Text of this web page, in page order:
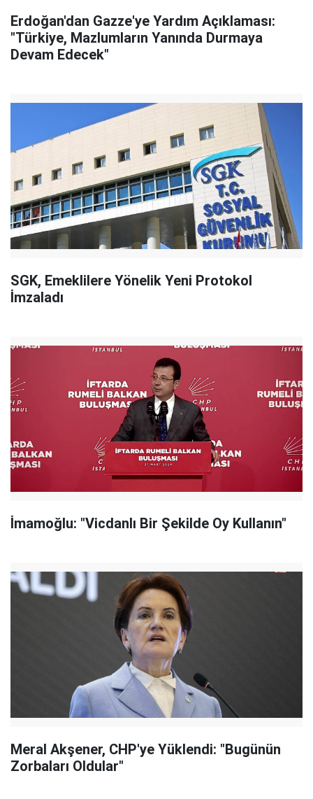
Erdoğan'dan Gazze'ye Yardım Açıklaması:
"Türkiye, Mazlumların Yanında Durmaya
Devam Edecek"
SGK, Emeklilere Yönelik Yeni Protokol
İmzaladı
İmamoğlu: "Vicdanlı Bir Şekilde Oy Kullanın"
Meral Akşener, CHP'ye Yüklendi: "Bugünün
Zorbaları Oldular"